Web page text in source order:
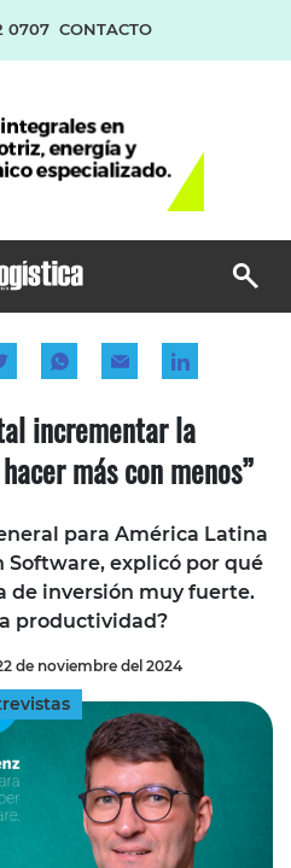
0707 CONTACTO
incrementar la
más con menos”
para América Latina
Software, explicó por qué
de inversión muy fuerte.
productividad?
de noviembre del 2024